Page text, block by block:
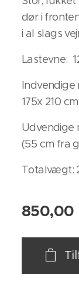
dør i
i al slags
Lastevne:
Indvendige
175x 210 cm
Udvendige
(55 cm fra
Totalvægt:
850,00